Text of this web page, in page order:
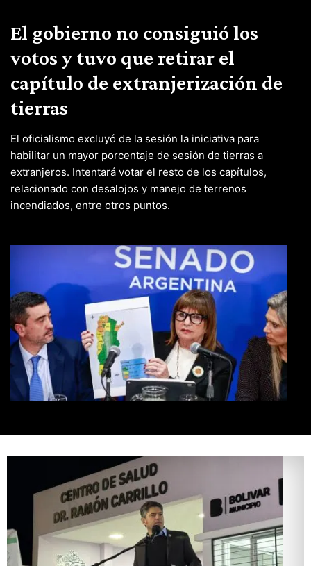
El gobierno no consiguió los
votos y tuvo que retirar el
capítulo de extranjerización de
tierras
El oficialismo excluyó de la sesión la iniciativa para
habilitar un mayor porcentaje de sesión de tierras a
extranjeros. Intentará votar el resto de los capítulos,
relacionado con desalojos y manejo de terrenos
incendiados, entre otros puntos.